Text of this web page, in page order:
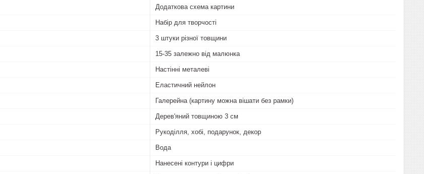
Додаткова схема картини
Набір для творчості
3 штуки різної товщини
15-35 залежно від малюнка
Настінні металеві
Еластичний нейлон
Галерейна (картину можна вішати без рамки)
Дерев'яний товщиною 3 см
Рукоділля, хобі, подарунок, декор
Вода
Нанесені контури і цифри